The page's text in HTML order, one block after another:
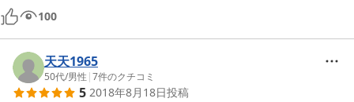
子供が寝たい！と言うので寝ましたが、やはり暑かったです。別に布団
もご準備頂いていましたが、夏場の利用を考えると、暑さ対策をご検討
頂ければと思います。
100
天天1965
50代/男性 |7件のクチコミ
5 2018年8月18日投稿